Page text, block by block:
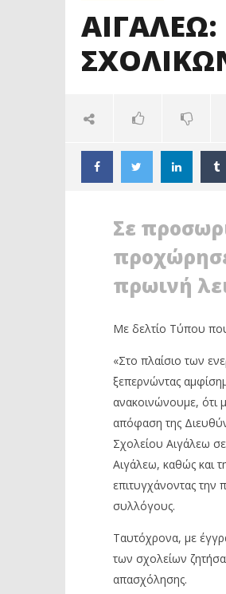
ΔΙΑΒΑΖΕΤΕ
ΑΙΓΑΛΕΩ: ΠΡΟΣΩΡΙΝΗ
ΜΕΤΑΣΤΕΓΑΣΗ ΔΥΟ
ΜΟΝΑΔΩΝ
Σεπτεμβρίου
2020
Maxitis
Petroupolis
Σε
πρωινή
Με δελτίο Τύπου
«Στο πλαίσιο των
ξεπερνώντας
ανακοινώνουμε, ότι
απόφαση της
Σχολείου Αιγάλεω
Αιγάλεω, καθώς και
επιτυγχάνοντας την
συλλόγους.
Ταυτόχρονα, με
των σχολείων
απασχόλησης.